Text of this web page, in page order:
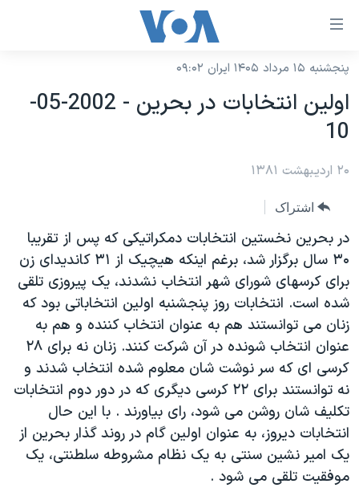
لینکهای
دسترسی
جهش
محتوای
اصلی
جهش
اصلی
جهش
به
جستجو
نسخه سبک وب‌سایت
موضوع ها
ایران
آمریکا
ورزشی
گزیده‌ها
ویژه برنامه‌ها
ویدیوها
فرهنگ و زندگی
حقوق شهروندی
اقتصادی
علم و فناوری
برنامه های تلویزیونی
جدول برنامه ها
صفحه‌های ویژه
جام جهانی ۲۰۲۶
عملیات خشم حماسی
بایگانی برنامه‌های تلویزیونی
مستندها
انتخابات ریاست جمهوری آمریکا ۲۰۲۴
حمله جمهوری اسلامی به اسرائیل
رمز مهسا
فرکانس‌های صدای آمریکا
پخش رادیویی
یادگیری زبان انگلیسی
دنبال کنید
زبانهای مختلف
پنجشنبه ۱۵ مرداد ۱۴۰۵ ایران ۰۹:۰۲
اولين انتخابات در بحرين - 2002-05-
10
۲۰ اردیبهشت ۱۳۸۱
اشتراک
در بحرين نخستين انتخابات دمکراتيکی که پس از تقريبا
۳۰ سال برگزار شد، برغم اينکه هيچيک از ۳۱ کانديدای زن
برای کرسهای شورای شهر انتخاب نشدند، يک پيروزی تلقی
شده است. انتخابات روز پنجشنبه اولين انتخاباتی بود که
زنان می توانستند هم به عنوان انتخاب کننده و هم به
عنوان انتخاب شونده در آن شرکت کنند. زنان نه برای ۲۸
کرسی ای که سر نوشت شان معلوم شده انتخاب شدند و
نه توانستند برای ۲۲ کرسی ديگری که در دور دوم انتخابات
تکليف شان روشن می شود، رای بياورند . با اين حال
انتخابات ديروز، به عنوان اولين گام در روند گذار بحرين از
يک امير نشين سنتی به يک نظام مشروطه سلطنتی، يک
موفقيت تلقی می شود .